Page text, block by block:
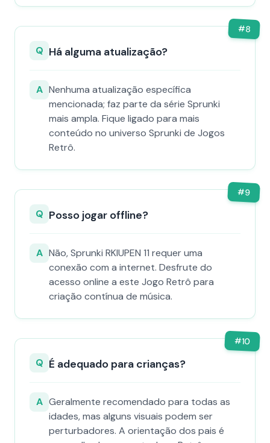
#8
Q Há alguma atualização?
A Nenhuma atualização específica
mencionada; faz parte da série Sprunki
mais ampla. Fique ligado para mais
conteúdo no universo Sprunki de Jogos
Retrô.
#9
Q Posso jogar offline?
A Não, Sprunki RKIUPEN 11 requer uma
conexão com a internet. Desfrute do
acesso online a este Jogo Retrô para
criação contínua de música.
#10
Q É adequado para crianças?
A Geralmente recomendado para todas as
idades, mas alguns visuais podem ser
perturbadores. A orientação dos pais é